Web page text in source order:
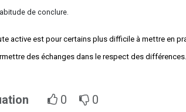
de conclure.
active est pour certains plus difficile à mettre en
des échanges dans le respect des différences.
0 0